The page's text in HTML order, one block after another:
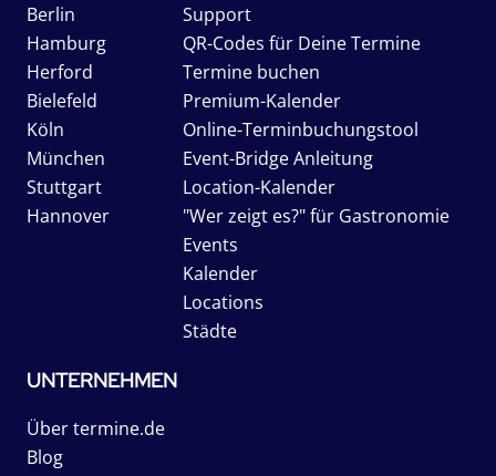
Berlin
Hamburg
Herford
Bielefeld
Köln
München
Stuttgart
Hannover
Support
QR-Codes für Deine Termine
Termine buchen
Premium-Kalender
Online-Terminbuchungstool
Event-Bridge Anleitung
Location-Kalender
"Wer zeigt es?" für Gastronomie
Events
Kalender
Locations
Städte
UNTERNEHMEN
Über termine.de
Blog